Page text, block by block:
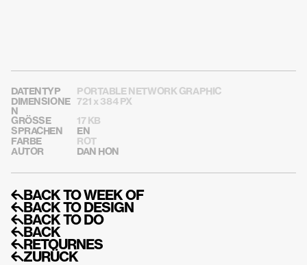
DATENTYP
PORTABLE NETWORK GRAPHIC
DIMENSIONE
N
721 x 384 PX
GRÖSSE
17 KB
SPRACHEN
EN
FARBE
ROT
AUTOR
DAN HON
↰BACK TO WEEK OF
↰BACK TO DESIGN
↰BACK TO DO
↰BACK
↰RETOURNES
↰ZURÜCK